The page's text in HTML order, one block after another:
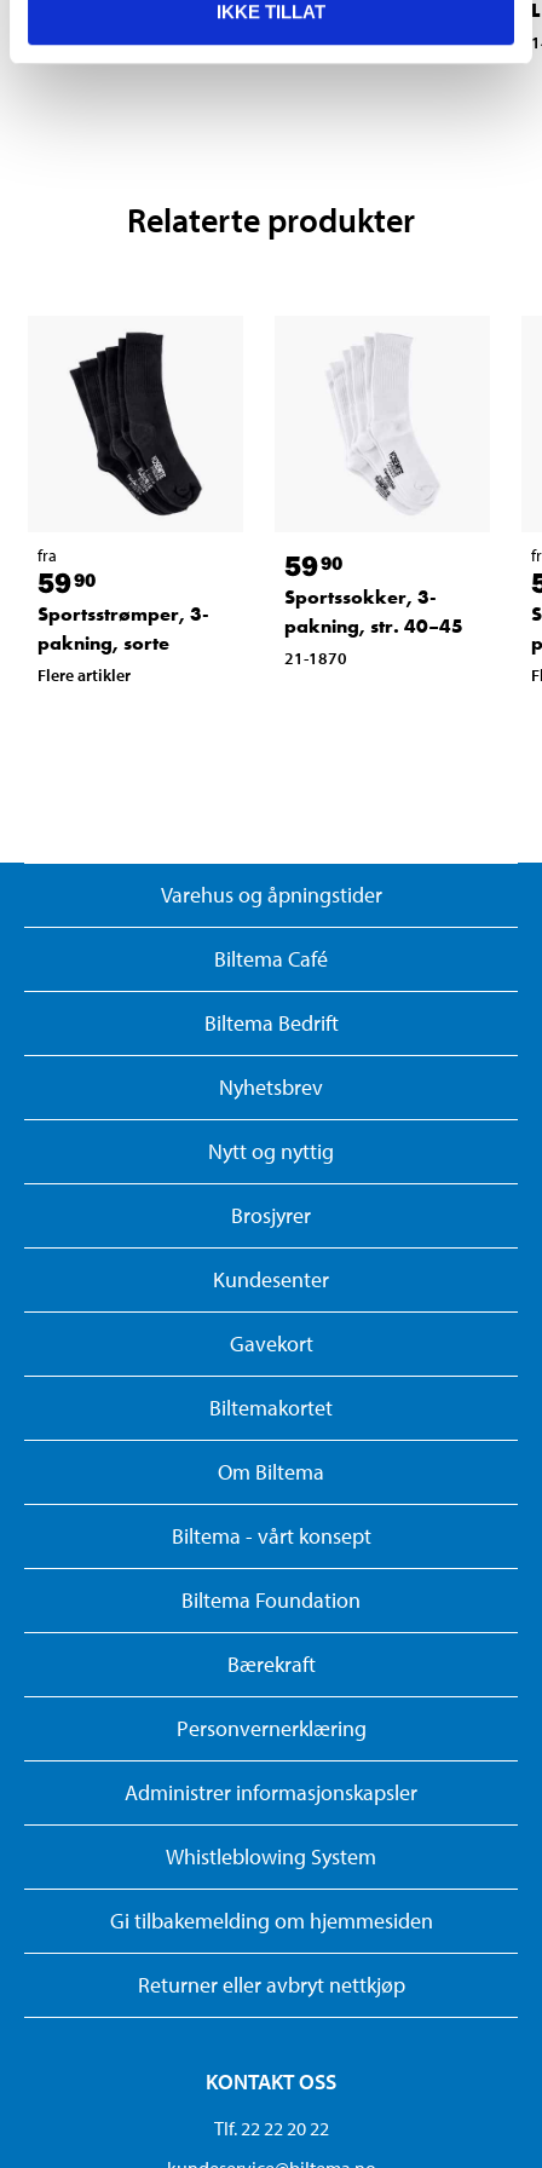
IKKE TILLAT
14-0107
dame, L
14-0092
L
Relaterte produkter
fra
5990
Sportsstrømper, 3-
pakning, sorte
Flere artikler
5990
Sportssokker, 3-
pakning, str. 40–45
21-1870
Varehus og åpningstider
Biltema Café
Biltema Bedrift
Nyhetsbrev
Nytt og nyttig
Brosjyrer
Kundesenter
Gavekort
Biltemakortet
Om Biltema
Biltema - vårt konsept
Biltema Foundation
Bærekraft
Personvernerklæring
Administrer informasjonskapsler
Whistleblowing System
Gi tilbakemelding om hjemmesiden
Returner eller avbryt nettkjøp
KONTAKT OSS
Tlf. 22 22 20 22